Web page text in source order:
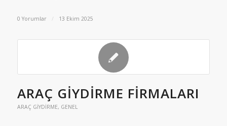
0 Yorumlar / 13 Ekim 2025
ARAÇ GIYDIRME FIRMALARI
ARAÇ GIYDIRME, GENEL